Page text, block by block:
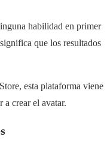
habilidad en primer
que los resultados
esta plataforma viene
a crear el avatar.